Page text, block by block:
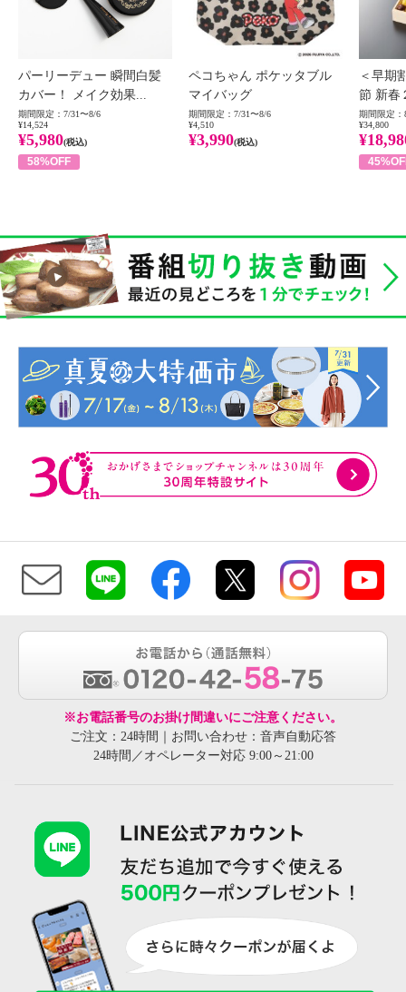
パーリーデュー 瞬間白髪
カバー！ メイク効果...
期間限定：7/31〜8/6
¥14,524
¥5,980(税込)
58%OFF
ペコちゃん ポケッタブル
マイバッグ
期間限定：7/31〜8/6
¥4,510
¥3,990(税込)
＜早期
節 新春
期間限定：
¥34,800
※お電話番号のお掛け間違いにご注意ください。
ご注文：24時間｜お問い合わせ：音声自動応答
24時間／オペレーター対応 9:00～21:00